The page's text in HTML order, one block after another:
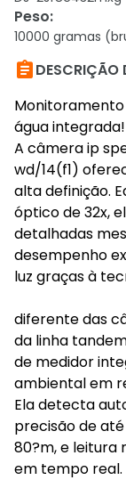
Peso:
10000 gramas
DESCRIÇÃO
água integrada!
A câmera ip
wd/14(f1)
alta definição.
óptico de 32x,
detalhadas
desempenho
luz graças à
diferente das
da linha
de medidor
ambiental em
Ela detecta
precisão de
80?m, e leitura
em tempo real.